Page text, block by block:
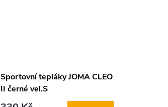
Sportovní tepláky JOMA CLEO
II černé vel.S